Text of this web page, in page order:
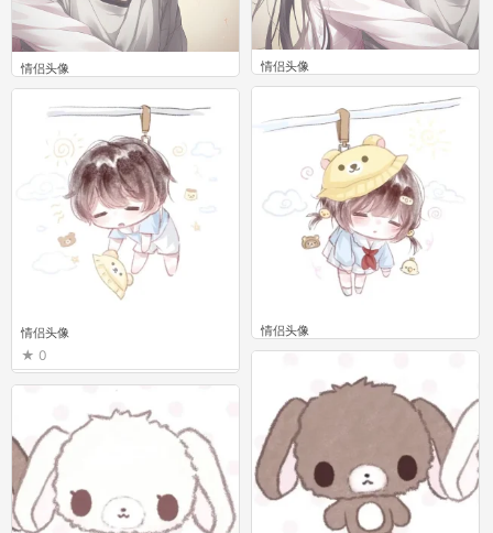
情侣头像
0
情侣头像
0
情侣头像
0
情侣头像
0